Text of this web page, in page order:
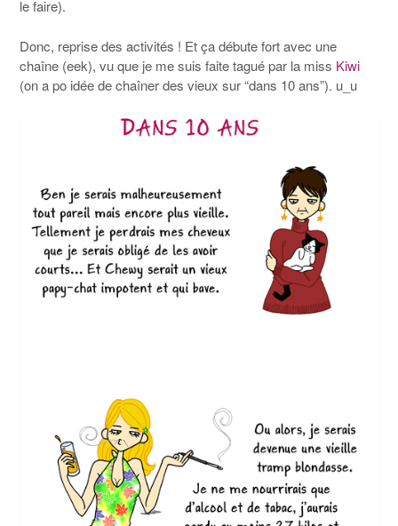
le faire).
Donc, reprise des activités ! Et ça débute fort avec une
chaîne (eek), vu que je me suis faite tagué par la miss Kiwi
(on a po idée de chaîner des vieux sur “dans 10 ans”). u_u